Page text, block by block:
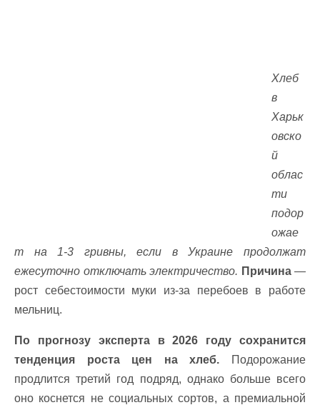
Хлеб
в
Харьк
овско
й
облас
ти
подор
ожае
т на 1-3 гривны, если в Украине продолжат
ежесуточно отключать электричество. Причина—
рост себестоимости муки из-за перебоев в работе
мельниц.
По прогнозу эксперта в 2026 году сохранится
тенденция роста цен на хлеб. Подорожание
продлится третий год подряд, однако больше всего
оно коснется не социальных сортов, а премиальной